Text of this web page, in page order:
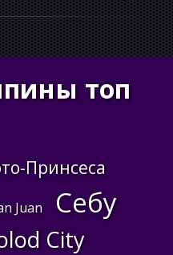
топ
Принсеса
Juan Себу
City